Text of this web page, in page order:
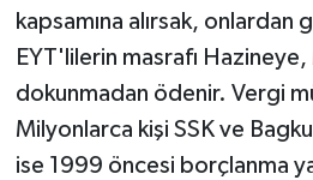
kapsamına alırsak, onlardan
EYT'lilerin masrafı
dokunmadan ödenir. Vergi
Milyonlarca kişi SSK ve
ise 1999 öncesi borçlanma